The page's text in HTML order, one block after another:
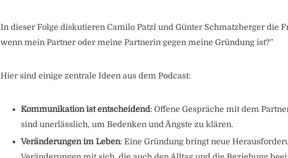
In dieser Folge diskutieren Camilo Patzl und Günter Schmatzberger die
wenn mein Partner oder meine Partnerin gegen meine Gründung ist?”
Hier sind einige zentrale Ideen aus dem Podcast:
Kommunikation ist entscheidend: Offene Gespräche mit dem
sind unerlässlich, um Bedenken und Ängste zu klären.
Veränderungen im Leben: Eine Gründung bringt neue